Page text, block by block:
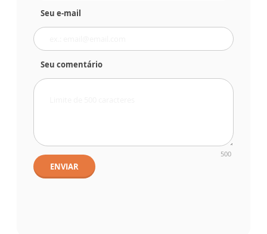
Seu e-mail
Seu comentário
500
ENVIAR